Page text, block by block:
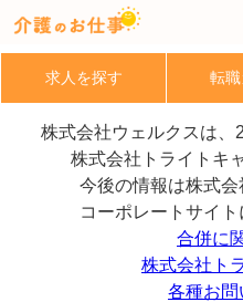
求人を探す 転
株式会社ウェルクスは、
株式会社トライトキ
今後の情報は株式
コーポレートサイト
合併に
株式会社ト
各種お問